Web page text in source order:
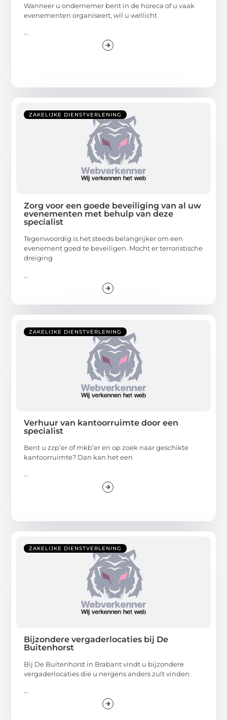
Wanneer u ondernemer bent in de horeca of u vaak
evenementen organiseert, wil u wellicht
...
ZAKELIJKE DIENSTVERLENING
Zorg voor een goede beveiliging van al uw
evenementen met behulp van deze
specialist
Tegenwoordig is het steeds belangrijker om een
evenement goed te beveiligen. Mocht er terroristische
dreiging
...
ZAKELIJKE DIENSTVERLENING
Verhuur van kantoorruimte door een
specialist
Bent u zzp’er of mkb’er en op zoek naar geschikte
kantoorruimte? Dan kan het een
...
ZAKELIJKE DIENSTVERLENING
Bijzondere vergaderlocaties bij De
Buitenhorst
Bij De Buitenhorst in Brabant vindt u bijzondere
vergaderlocaties die u nergens anders zult vinden.
...